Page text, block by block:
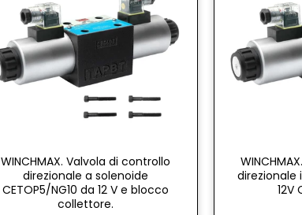
WINCHMAX. Valvola di controllo
direzionale a solenoide
CETOP5/NG10 da 12 V e blocco
collettore.
direzionale
12V